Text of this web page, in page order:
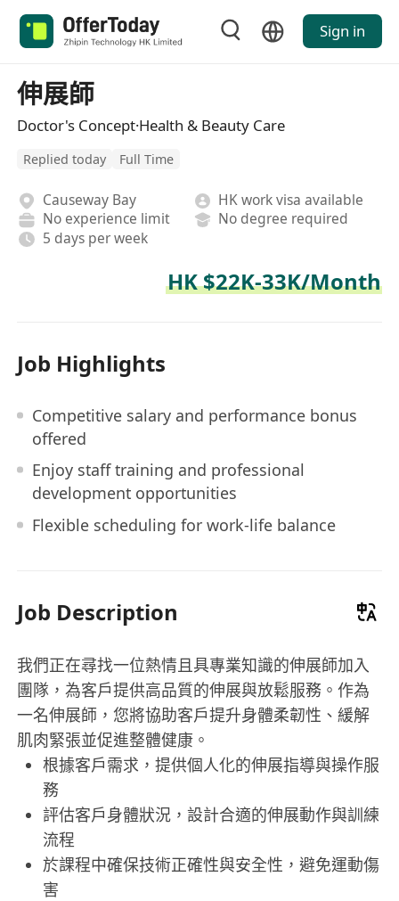
Sign in
伸展師
Doctor's Concept·Health & Beauty Care
Replied today Full Time
Causeway Bay
HK work visa available
No experience limit
No degree required
5 days per week
HK $22K-33K/Month
Job Highlights
Competitive salary and performance bonus
offered
Enjoy staff training and professional
development opportunities
Flexible scheduling for work-life balance
Job Description
我們正在尋找一位熱情且具專業知識的伸展師加入
團隊，為客戶提供高品質的伸展與放鬆服務。作為
一名伸展師，您將協助客戶提升身體柔韌性、緩解
肌肉緊張並促進整體健康。
根據客戶需求，提供個人化的伸展指導與操作服
務
評估客戶身體狀況，設計合適的伸展動作與訓練
流程
於課程中確保技術正確性與安全性，避免運動傷
害